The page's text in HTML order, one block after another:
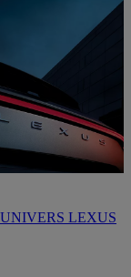
LEXUS